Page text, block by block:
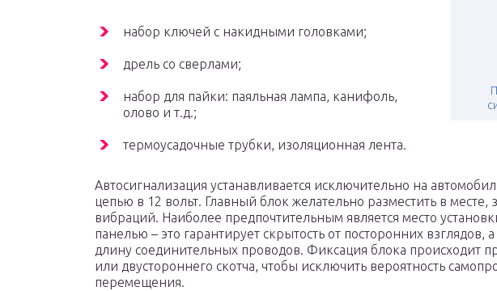
набор ключей с накидными головками;
дрель со сверлами;
набор для пайки: паяльная лампа, канифоль,
олово и т.д.;
термоусадочные трубки, изоляционная лента.
Автосигнализация устанавливается исключительно на
цепью в 12 вольт. Главный блок желательно разместить в
вибраций. Наиболее предпочтительным является место
панелью – это гарантирует скрытость от посторонних
длину соединительных проводов. Фиксация блока происходит
или двустороннего скотча, чтобы исключить вероятность
перемещения.